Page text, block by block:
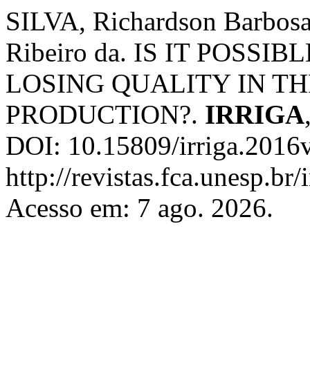
SILVA, Richardson
Ribeiro da. IS IT
LOSING QUALITY IN
PRODUCTION?. IRRIGA
DOI: 10.15809/
http://
Acesso em: 7 ago. 2026.